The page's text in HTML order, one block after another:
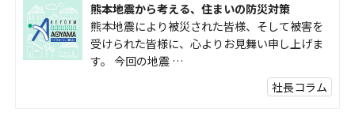
熊本地震から考える、住まいの防災対策
熊本地震により被災された皆様、そして被害を
受けられた皆様に、心よりお見舞い申し上げま
す。 今回の地震 …
社長コラム